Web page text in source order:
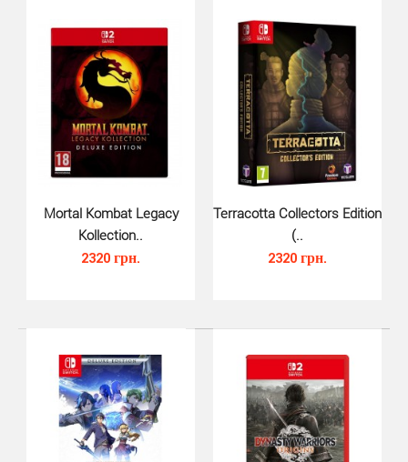
Mortal Kombat 1 для Nintendo Switch – это в нашей
крови!Откройте для себя возрожденную вселенную
Mortal Kombat Legacy
Kollection..
2320 грн.
Terracotta Collectors Edition
(..
2320 грн.